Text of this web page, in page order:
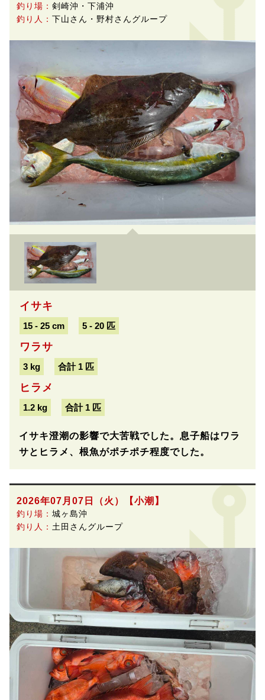
釣り場： 剣崎沖・下浦沖
釣り人： 下山さん・野村さんグループ
イサキ
15 - 25 cm 5 - 20 匹
ワラサ
3 kg 合計 1 匹
ヒラメ
1.2 kg 合計 1 匹
イサキ澄潮の影響で大苦戦でした。息子船はワラ
サとヒラメ、根魚がポチポチ程度でした。
2026年07月07日（火） 【小潮】
釣り場： 城ヶ島沖
釣り人： 土田さんグループ